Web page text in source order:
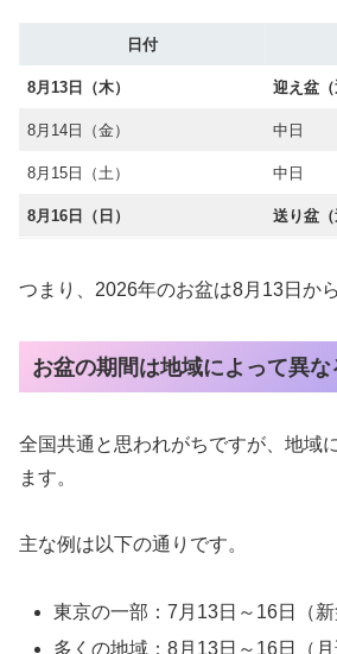
日付
8月13日（木） 迎え盆（
8月14日（金） 中日
8月15日（土） 中日
8月16日（日） 送り盆（
つまり、2026年のお盆は8月13日か
お盆の期間は地域によって異な
全国共通と思われがちですが、地域
ます。
主な例は以下の通りです。
東京の一部：7月13日～16日（新
多くの地域：8月13日～16日（月